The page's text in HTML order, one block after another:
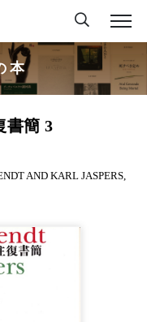
本
書簡 3
AND KARL JASPERS,